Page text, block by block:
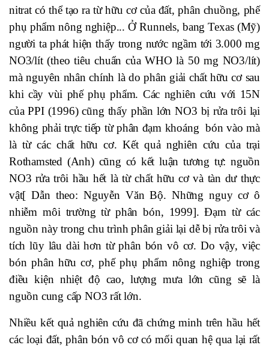
nitrat có thể tạo ra từ hữu cơ của đất, phân chuồng, phế
phụ phẩm nông nghiệp... Ở Runnels, bang Texas (Mỹ)
người ta phát hiện thấy trong nước ngầm tới 3.000 mg
NO3/lít (theo tiêu chuẩn của WHO là 50 mg NO3/lít)
mà nguyên nhân chính là do phân giải chất hữu cơ sau
khi cầy vùi phế phụ phẩm. Các nghiên cứu với 15N
của PPI (1996) cũng thấy phần lớn NO3 bị rửa trôi lại
không phải trực tiếp từ phân đạm khoáng bón vào mà
là từ các chất hữu cơ. Kết quả nghiên cứu của trại
Rothamsted (Anh) cũng có kết luận tương tự: nguồn
NO3 rửa trôi hầu hết là từ chất hữu cơ và tàn dư thực
vật[ Dẫn theo: Nguyễn Văn Bộ. Những nguy cơ ô
nhiễm môi trường từ phân bón, 1999]. Đạm từ các
nguồn này trong chu trình phân giải lại dễ bị rửa trôi và
tích lũy lâu dài hơn từ phân bón vô cơ. Do vậy, việc
bón phân hữu cơ, phế phụ phẩm nông nghiệp trong
điều kiện nhiệt độ cao, lượng mưa lớn cũng sẽ là
nguồn cung cấp NO3 rất lớn.
Nhiều kết quả nghiên cứu đã chứng minh trên hầu hết
các loại đất, phân bón vô cơ có mối quan hệ qua lại rất